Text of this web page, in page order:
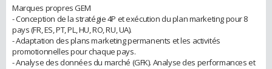
Marques propres GEM
- Conception de la stratégie 4P et exécution du plan marketing pour 8
pays (FR, ES, PT, PL, HU, RO, RU, UA).
- Adaptation des plans marketing permanents et les activités
promotionnelles pour chaque pays.
- Analyse des données du marché (GFK). Analyse des performances et